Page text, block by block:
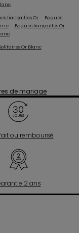
fiançailles Or
Bagues
Bagues fiançailles Or
Or Blanc
de mariage
ou remboursé
2 ans